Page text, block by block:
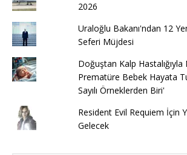
2026
Uraloğlu Bakanı'ndan 12
Seferi Müjdesi
Doğuştan Kalp
Prematüre Bebek Hayata
Sayılı Örneklerden Biri'
Resident Evil Requiem İçin
Gelecek